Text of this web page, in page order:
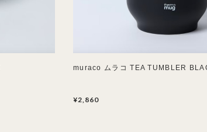
muraco ムラコ TEA TUMBLER
¥2,860